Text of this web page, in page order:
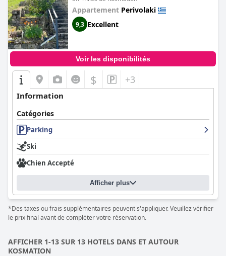
Appartement Perivolaki
9,3 Excellent
Voir les disponibilités
$ +3
Information
Catégories
Parking
Ski
Chien Accepté
Afficher plus
*Des taxes ou frais supplémentaires peuvent s'appliquer. Veuillez vérifier
le prix final avant de compléter votre réservation.
AFFICHER 1-13 SUR 13 HOTELS DANS ET AUTOUR
KOSMATION